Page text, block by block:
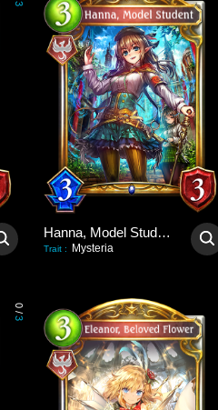
3
Hanna, Model Student
Trait : Mysteria
0
/
3